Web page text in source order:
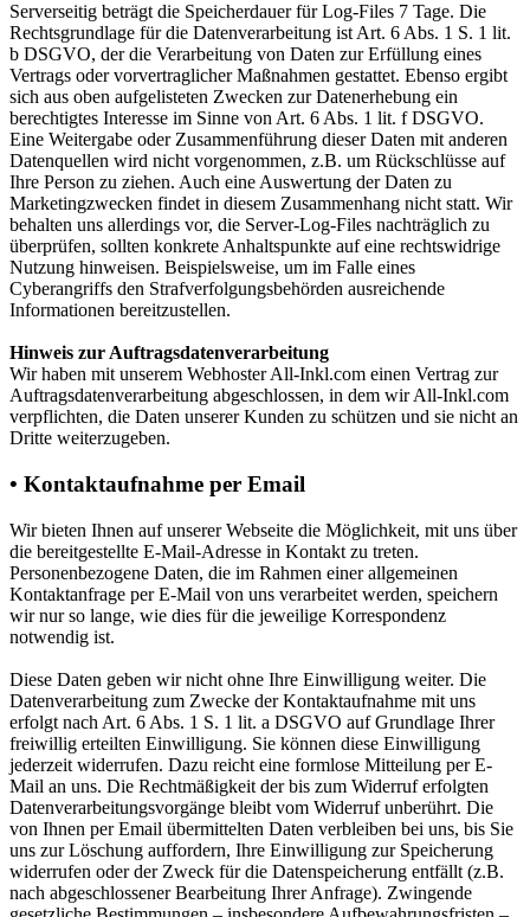
Serverseitig beträgt die Speicherdauer für Log-Files 7 Tage. Die
Rechtsgrundlage für die Datenverarbeitung ist Art. 6 Abs. 1 S. 1 lit.
b DSGVO, der die Verarbeitung von Daten zur Erfüllung eines
Vertrags oder vorvertraglicher Maßnahmen gestattet. Ebenso ergibt
sich aus oben aufgelisteten Zwecken zur Datenerhebung ein
berechtigtes Interesse im Sinne von Art. 6 Abs. 1 lit. f DSGVO.
Eine Weitergabe oder Zusammenführung dieser Daten mit anderen
Datenquellen wird nicht vorgenommen, z.B. um Rückschlüsse auf
Ihre Person zu ziehen. Auch eine Auswertung der Daten zu
Marketingzwecken findet in diesem Zusammenhang nicht statt. Wir
behalten uns allerdings vor, die Server-Log-Files nachträglich zu
überprüfen, sollten konkrete Anhaltspunkte auf eine rechtswidrige
Nutzung hinweisen. Beispielsweise, um im Falle eines
Cyberangriffs den Strafverfolgungsbehörden ausreichende
Informationen bereitzustellen.
Hinweis zur Auftragsdatenverarbeitung
Wir haben mit unserem Webhoster All-Inkl.com einen Vertrag zur
Auftragsdatenverarbeitung abgeschlossen, in dem wir All-Inkl.com
verpflichten, die Daten unserer Kunden zu schützen und sie nicht an
Dritte weiterzugeben.
• Kontaktaufnahme per Email
Wir bieten Ihnen auf unserer Webseite die Möglichkeit, mit uns über
die bereitgestellte E-Mail-Adresse in Kontakt zu treten.
Personenbezogene Daten, die im Rahmen einer allgemeinen
Kontaktanfrage per E-Mail von uns verarbeitet werden, speichern
wir nur so lange, wie dies für die jeweilige Korrespondenz
notwendig ist.
Diese Daten geben wir nicht ohne Ihre Einwilligung weiter. Die
Datenverarbeitung zum Zwecke der Kontaktaufnahme mit uns
erfolgt nach Art. 6 Abs. 1 S. 1 lit. a DSGVO auf Grundlage Ihrer
freiwillig erteilten Einwilligung. Sie können diese Einwilligung
jederzeit widerrufen. Dazu reicht eine formlose Mitteilung per E-
Mail an uns. Die Rechtmäßigkeit der bis zum Widerruf erfolgten
Datenverarbeitungsvorgänge bleibt vom Widerruf unberührt. Die
von Ihnen per Email übermittelten Daten verbleiben bei uns, bis Sie
uns zur Löschung auffordern, Ihre Einwilligung zur Speicherung
widerrufen oder der Zweck für die Datenspeicherung entfällt (z.B.
nach abgeschlossener Bearbeitung Ihrer Anfrage). Zwingende